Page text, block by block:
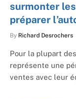
surmonter
préparer
By Richard Desrochers
Pour la plupart
représente une
ventes avec leur